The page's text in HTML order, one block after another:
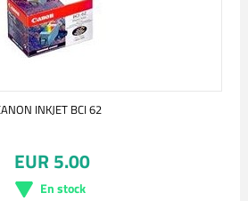
INKJET BCI 62
EUR 5.00
En stock